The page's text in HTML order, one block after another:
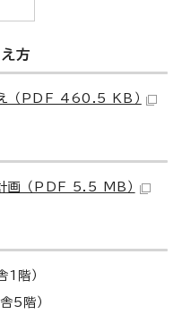
方
（PDF 460.5 KB）
画 （PDF 5.5 MB）
1階）
5階）